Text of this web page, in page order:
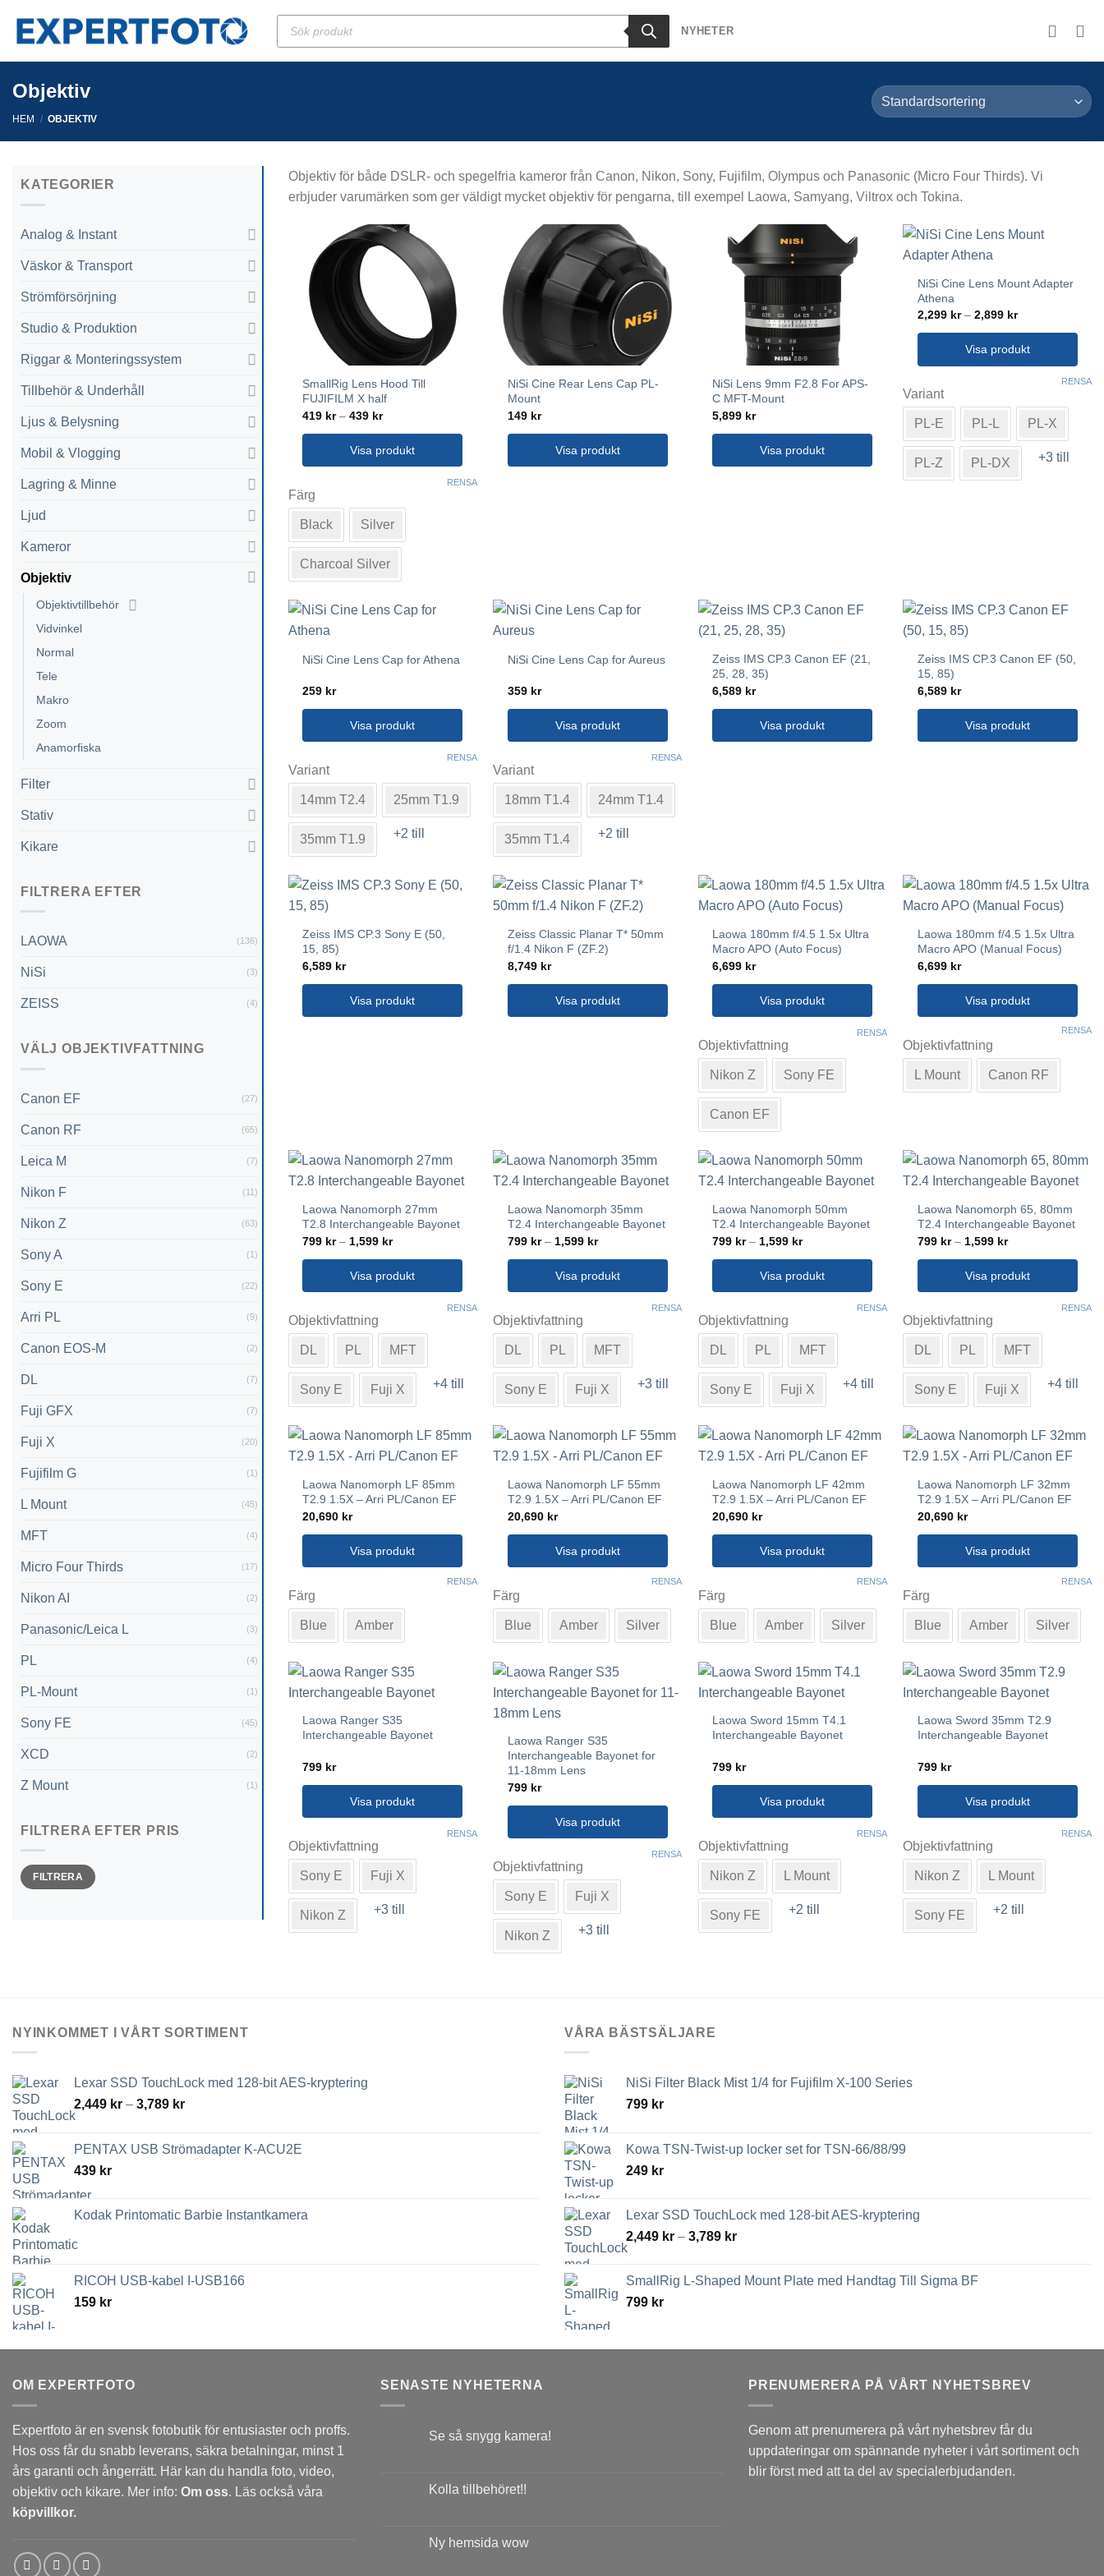
Produktsökning
NYHETER
Objektiv
HEM / OBJEKTIV
KATEGORIER
Analog & Instant
Väskor & Transport
Strömförsörjning
Studio & Produktion
Riggar & Monteringssystem
Tillbehör & Underhåll
Ljus & Belysning
Mobil & Vlogging
Lagring & Minne
Ljud
Kameror
Objektiv
Objektivtillbehör
Vidvinkel
Normal
Tele
Makro
Zoom
Anamorfiska
Filter
Stativ
Kikare
FILTRERA EFTER
LAOWA (136)
NiSi (3)
ZEISS (4)
VÄLJ OBJEKTIVFATTNING
Canon EF (27)
Canon RF (65)
Leica M (7)
Nikon F (11)
Nikon Z (63)
Sony A (1)
Sony E (22)
Arri PL (9)
Canon EOS-M (2)
DL (7)
Fuji GFX (7)
Fuji X (20)
Fujifilm G (1)
L Mount (45)
MFT (4)
Micro Four Thirds (17)
Nikon AI (2)
Panasonic/Leica L (3)
PL (4)
PL-Mount (1)
Sony FE (45)
XCD (2)
Z Mount (1)
FILTRERA EFTER PRIS
Min
pris
Max
prisFILTRERA
Objektiv för både DSLR- och spegelfria kameror från Canon, Nikon, Sony, Fujifilm, Olympus och Panasonic (Micro Four Thirds). Vi
erbjuder varumärken som ger väldigt mycket objektiv för pengarna, till exempel Laowa, Samyang, Viltrox och Tokina.
SmallRig Lens Hood Till
FUJIFILM X half
419 kr – 439 krPrisintervall:
till
439 kr
Visa produkt
här
har
flera
varianter.
olika
alternativen
väljas
på
Färg
Black Silver
Charcoal Silver
RENSA
NiSi Cine Rear Lens Cap PL-
Mount
149 kr
Visa produkt
NiSi Lens 9mm F2.8 For APS-
C MFT-Mount
5,899 kr
Visa produkt
NiSi Cine Lens Mount Adapter
Athena
2,299 kr – 2,899 krPrisintervall:
till
2,899 kr
Visa produkt
här
har
flera
varianter.
produktsidan
Variant
PL-E PL-L PL-X
PL-Z PL-DX +3 till
RENSA
NiSi Cine Lens Cap for Athena
259 kr
Visa produkt
här
har
flera
varianter.
olika
alternativen
väljas
på
Variant
14mm T2.4 25mm T1.9
35mm T1.9 +2 till
RENSA
NiSi Cine Lens Cap for Aureus
359 kr
Visa produkt
här
har
flera
varianter.
olika
alternativen
väljas
på
Variant
18mm T1.4 24mm T1.4
35mm T1.4 +2 till
RENSA
Zeiss IMS CP.3 Canon EF (21,
25, 28, 35)
6,589 kr
Visa produkt
Zeiss IMS CP.3 Canon EF (50,
15, 85)
6,589 kr
Visa produkt
Zeiss IMS CP.3 Sony E (50,
15, 85)
6,589 kr
Visa produkt
Zeiss Classic Planar T* 50mm
f/1.4 Nikon F (ZF.2)
8,749 kr
Visa produkt
Laowa 180mm f/4.5 1.5x Ultra
Macro APO (Auto Focus)
6,699 kr
Visa produkt
här
har
flera
varianter.
olika
alternativen
väljas
på
Objektivfattning
Nikon Z Sony FE
Canon EF
RENSA
Laowa 180mm f/4.5 1.5x Ultra
Macro APO (Manual Focus)
6,699 kr
Visa produkt
här
har
olika
alternativen
väljas
på
Objektivfattning
L Mount Canon RF
RENSA
Laowa Nanomorph 27mm
T2.8 Interchangeable Bayonet
799 kr – 1,599 krPrisintervall:
till
1,599 kr
Visa produkt
här
har
flera
varianter.
olika
alternativen
väljas
på
Objektivfattning
DL PL MFT
Sony E Fuji X +4 till
RENSA
Laowa Nanomorph 35mm
T2.4 Interchangeable Bayonet
799 kr – 1,599 krPrisintervall:
till
1,599 kr
Visa produkt
här
har
flera
varianter.
olika
alternativen
väljas
på
Objektivfattning
DL PL MFT
Sony E Fuji X +3 till
RENSA
Laowa Nanomorph 50mm
T2.4 Interchangeable Bayonet
799 kr – 1,599 krPrisintervall:
till
1,599 kr
Visa produkt
här
har
flera
varianter.
olika
alternativen
väljas
på
Objektivfattning
DL PL MFT
Sony E Fuji X +4 till
RENSA
Laowa Nanomorph 65, 80mm
T2.4 Interchangeable Bayonet
799 kr – 1,599 krPrisintervall:
till
1,599 kr
Visa produkt
här
har
flera
varianter.
olika
alternativen
väljas
på
Objektivfattning
DL PL MFT
Sony E Fuji X +4 till
RENSA
Laowa Nanomorph LF 85mm
T2.9 1.5X – Arri PL/Canon EF
20,690 kr
Visa produkt
här
har
varianter.
De
alternativen
väljas
på
produktsidan
Färg
Blue Amber
RENSA
Laowa Nanomorph LF 55mm
T2.9 1.5X – Arri PL/Canon EF
20,690 kr
Visa produkt
här
har
varianter.
De
olika
kan
väljas
på
produktsidan
Färg
Blue Amber Silver
RENSA
Laowa Nanomorph LF 42mm
T2.9 1.5X – Arri PL/Canon EF
20,690 kr
Visa produkt
här
har
varianter.
De
alternativen
väljas
på
produktsidan
Färg
Blue Amber Silver
RENSA
Laowa Nanomorph LF 32mm
T2.9 1.5X – Arri PL/Canon EF
20,690 kr
Visa produkt
här
har
varianter.
De
alternativen
väljas
på
produktsidan
Färg
Blue Amber Silver
RENSA
Laowa Ranger S35
Interchangeable Bayonet
799 kr
Visa produkt
här
har
flera
varianter.
Objektivfattning
Sony E Fuji X
Nikon Z +3 till
RENSA
Laowa Ranger S35
Interchangeable Bayonet for
11-18mm Lens
799 kr
Visa produkt
här
har
flera
varianter.
produktsidan
Objektivfattning
Sony E Fuji X
Nikon Z +3 till
RENSA
Laowa Sword 15mm T4.1
Interchangeable Bayonet
799 kr
Visa produkt
här
har
flera
varianter.
på
Objektivfattning
Nikon Z L Mount
Sony FE +2 till
RENSA
Laowa Sword 35mm T2.9
Interchangeable Bayonet
799 kr
Visa produkt
här
har
flera
varianter.
Objektivfattning
Nikon Z L Mount
Sony FE +2 till
RENSA
NYINKOMMET I VÅRT SORTIMENT
Lexar SSD TouchLock med 128-bit AES-kryptering
2,449 kr – 3,789 krPrisintervall:
3,789 kr
PENTAX USB Strömadapter K-ACU2E
439 kr
Kodak Printomatic Barbie Instantkamera
RICOH USB-kabel I-USB166
159 kr
VÅRA BÄSTSÄLJARE
NiSi Filter Black Mist 1/4 for Fujifilm X-100 Series
799 kr
Kowa TSN-Twist-up locker set for TSN-66/88/99
249 kr
Lexar SSD TouchLock med 128-bit AES-kryptering
2,449 kr – 3,789 krPrisintervall:
3,789 kr
SmallRig L-Shaped Mount Plate med Handtag Till Sigma BF
799 kr
OM EXPERTFOTO
Expertfoto är en svensk fotobutik för entusiaster och proffs.
Hos oss får du snabb leverans, säkra betalningar, minst 1
års garanti och ångerrätt. Här kan du handla foto, video,
objektiv och kikare. Mer info: Om oss. Läs också våra
köpvillkor.
SENASTE NYHETERNA
Se så snygg kamera!
Kolla tillbehöret!!
Ny hemsida wow
PRENUMERERA PÅ VÅRT NYHETSBREV
Genom att prenumerera på vårt nyhetsbrev får du
uppdateringar om spännande nyheter i vårt sortiment och
blir först med att ta del av specialerbjudanden.